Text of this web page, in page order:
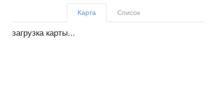
Карта Список
загрузка карты...